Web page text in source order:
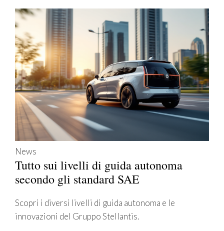
News
Tutto sui livelli di guida autonoma
secondo gli standard SAE
Scopri i diversi livelli di guida autonoma e le
innovazioni del Gruppo Stellantis.